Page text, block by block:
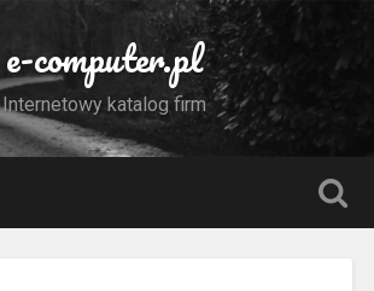
e-computer.pl
Internetowy katalog firm